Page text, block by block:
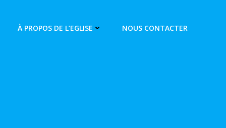
À PROPOS DE L’EGLISE NOUS CONTACTER